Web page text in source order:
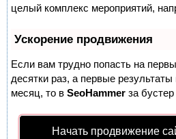
целый комплекс мероприятий,
Ускорение продвижения
Если вам трудно попасть на
десятки раз, а первые
месяц, то в SeoHammer за бустер
Начать продвижение